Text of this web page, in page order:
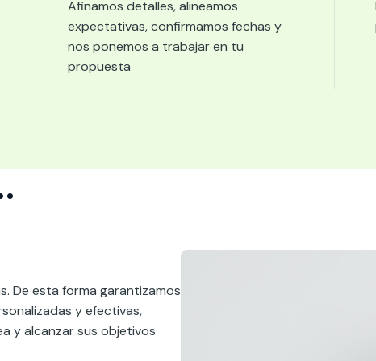
Afinamos detalles, alineamos
expectativas, confirmamos fechas y
nos ponemos a trabajar en tu
propuesta
De esta forma garantizamos
y efectivas,
y alcanzar sus objetivos